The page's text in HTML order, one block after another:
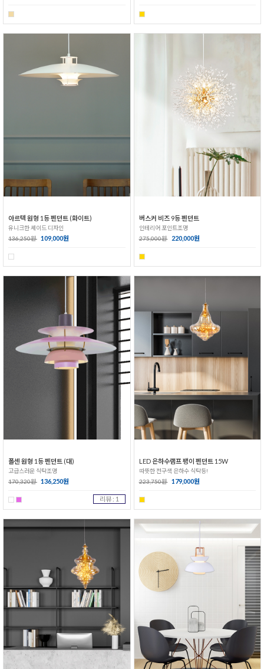
아르텍 원형 1등 펜던트 (화이트)
유니크한 셰이드 디자인
136,250원 109,000원
버스커 비즈 9등 펜던트
인테리어 포인트조명
275,000원
220,000원
폴센 원형 1등 펜던트 (대)
고급스러운 식탁조명
170,320원 136,250원
리뷰 : 1
LED 은하수램프 팽이 펜던트 15W
따뜻한 전구색 은하수 식탁등!
223,750원 179,000원